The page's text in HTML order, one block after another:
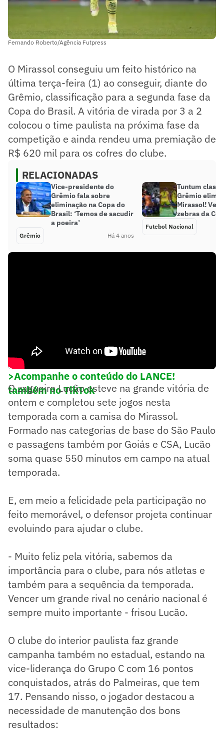
Fernando Roberto/Agência Futpress
O Mirassol conseguiu um feito histórico na
última terça-feira (1) ao conseguir, diante do
Grêmio, classificação para a segunda fase da
Copa do Brasil. A vitória de virada por 3 a 2
colocou o time paulista na próxima fase da
competição e ainda rendeu uma premiação de
R$ 620 mil para os cofres do clube.
RELACIONADAS
Vice-presidente do
Grêmio fala sobre
eliminação na Copa do
Brasil: ‘Temos de sacudir
a poeira’
Grêmio Há 4 anos
Tuntum
Grêmio
Mirassol!
zebras da
Futebol Nacional
>Acompanhe o conteúdo do LANCE!
também no TikTok
O zagueiro Lucão esteve na grande vitória de
ontem e completou sete jogos nesta
temporada com a camisa do Mirassol.
Formado nas categorias de base do São Paulo
e passagens também por Goiás e CSA, Lucão
soma quase 550 minutos em campo na atual
temporada.
E, em meio a felicidade pela participação no
feito memorável, o defensor projeta continuar
evoluindo para ajudar o clube.
- Muito feliz pela vitória, sabemos da
importância para o clube, para nós atletas e
também para a sequência da temporada.
Vencer um grande rival no cenário nacional é
sempre muito importante - frisou Lucão.
O clube do interior paulista faz grande
campanha também no estadual, estando na
vice-liderança do Grupo C com 16 pontos
conquistados, atrás do Palmeiras, que tem
17. Pensando nisso, o jogador destacou a
necessidade de manutenção dos bons
resultados: